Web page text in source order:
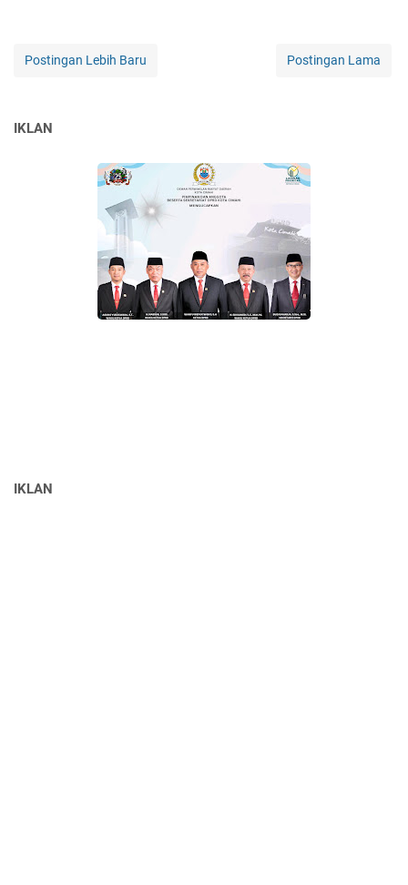
Postingan Lebih Baru Postingan Lama
IKLAN
IKLAN